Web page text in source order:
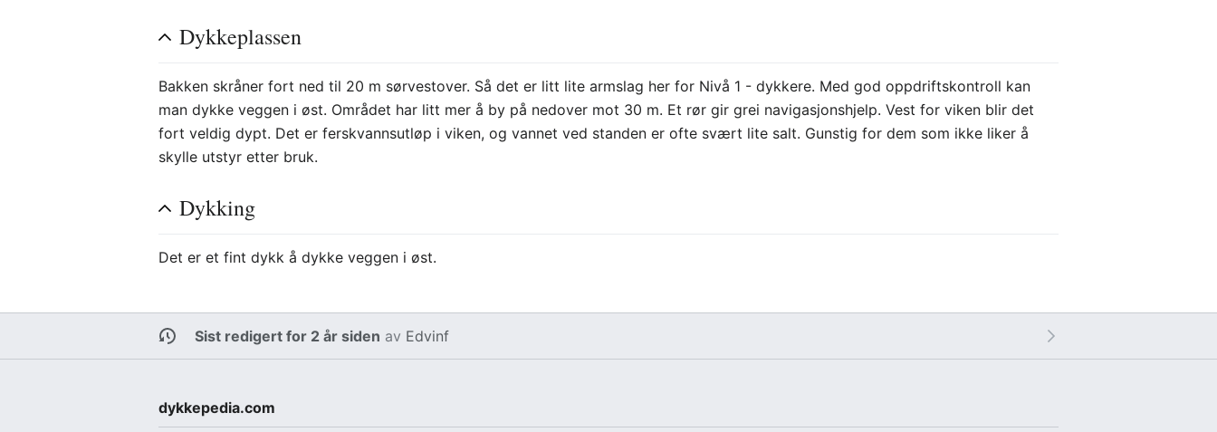
Dykkeplassen
Bakken skråner fort ned til 20 m sørvestover. Så det er litt lite armslag her for Nivå 1 - dykkere. Med god oppdriftskontroll kan
man dykke veggen i øst. Området har litt mer å by på nedover mot 30 m. Et rør gir grei navigasjonshjelp. Vest for viken blir det
fort veldig dypt. Det er ferskvannsutløp i viken, og vannet ved standen er ofte svært lite salt. Gunstig for dem som ikke liker å
skylle utstyr etter bruk.
Dykking
Det er et fint dykk å dykke veggen i øst.
Sist redigert for 2 år siden av Edvinf
dykkepedia.com